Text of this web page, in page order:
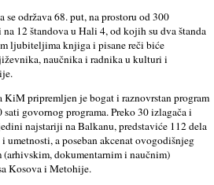
održava 68. put, na prostoru od 300
12 štandova u Hali 4, od kojih su dva štanda
ljubiteljima knjiga i pisane reči biće
naučnika i radnika u kulturi i
KiM pripremljen je bogat i raznovrstan program
govornog programa. Preko 30 izlagača i
najstariji na Balkanu, predstaviće 112 dela
a poseban akcenat ovogodišnjeg
(arhivskim, dokumentarnim i naučnim)
Kosova i Metohije.